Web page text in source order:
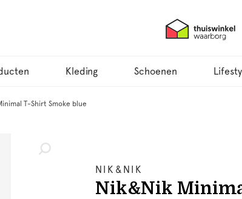
Kleding Schoenen
T-Shirt Smoke blue
NIK&NIK
Nik&Nik